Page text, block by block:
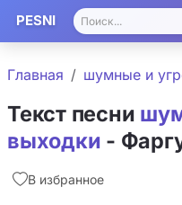
PESNI
Главная шумные и
Текст песни
выходки -
В избранное